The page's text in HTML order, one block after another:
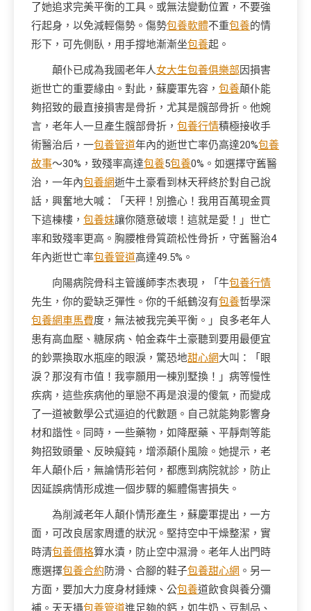
了她追求完美平衡的工具。或無法變動位置，不要強
行起身，以免減輕傷勢。傷勢包養軟體不重包養的情
形下，可先側臥，用手撐地漸漸坐包養起。
顛仆已成為我國老年人女大生包養俱樂部因損害
逝世亡的重要緣由。對此，蘇慶軍先容， 包養顛仆能
夠招致的最直接損害是骨折，尤其是髖部骨折。他婉
言，老年人一旦產生髖部骨折， 包養行情積極接收手
術醫治后，一包養管道年內的逝世亡率仍高達20%包養
故事～30%，致殘率高達包養5包養0%。如選擇守舊醫
治，一年內包養網逝牛土豪看到林天秤終於對自己說
話，興奮地大喊：「天秤！別擔心！我用百萬現金買
下這棟樓， 包養妹讓你隨意破壞！這就是愛！」世亡
率和致殘率更高。胸腰椎骨質疏松性骨折，守舊醫治4
年內逝世亡率包養管道高達49.5%。
向陽病院骨科主管護師李杰表現，「牛包養行情
先生，你的愛缺乏彈性。你的千紙鶴沒有包養哲學深
包養網車馬費度，無法被我完美平衡。」良多老年人
患有高血壓、糖尿病、帕金森牛土豪聽到要用最便宜
的鈔票換取水瓶座的眼淚，驚恐地甜心網大叫：「眼
淚？那沒有市值！我寧願用一棟別墅換！」病等慢性
疾病，這些疾病他的單戀不再是浪漫的傻氣，而變成
了一道被數學公式逼迫的代數題。自己就能夠影響身
材和諧性。同時，一些藥物，如降壓藥、平靜劑等能
夠招致頭暈、反映癡鈍，增添顛仆風險。她提示，老
年人顛仆后，無論情形若何，都應到病院就診，防止
因延誤病情形成進一個步驟的軀體傷害損失。
為削減老年人顛仆情形產生，蘇慶軍提出，一方
面，可改良居家周遭的狀況。堅持空中干燥整潔，實
時清包養價格算水漬，防止空中濕滑。老年人出門時
應選擇包養合約防滑、合腳的鞋子包養甜心網 。另一
方面，要加大力度身材錘煉、公包養道飲食與養分彌
補。天天攝包養管道進足夠的鈣，如牛奶、豆制品、